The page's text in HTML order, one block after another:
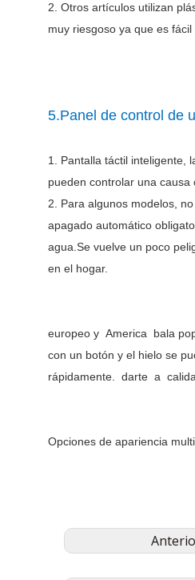
2. Otros artículos utilizan
muy riesgoso ya que es fácil
5.Panel de control de
1. Pantalla táctil inteligente,
pueden controlar una causa
2. Para algunos modelos,
apagado automático
agua.Se vuelve un poco
en el hogar.
europeo y America bala
con un botón y el hielo se
rápidamente. darte a
Opciones de apariencia